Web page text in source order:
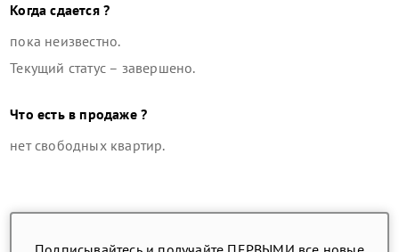
Когда сдается ?
пока неизвестно.
Текущий статус – завершено.
Что есть в продаже ?
нет свободных квартир.